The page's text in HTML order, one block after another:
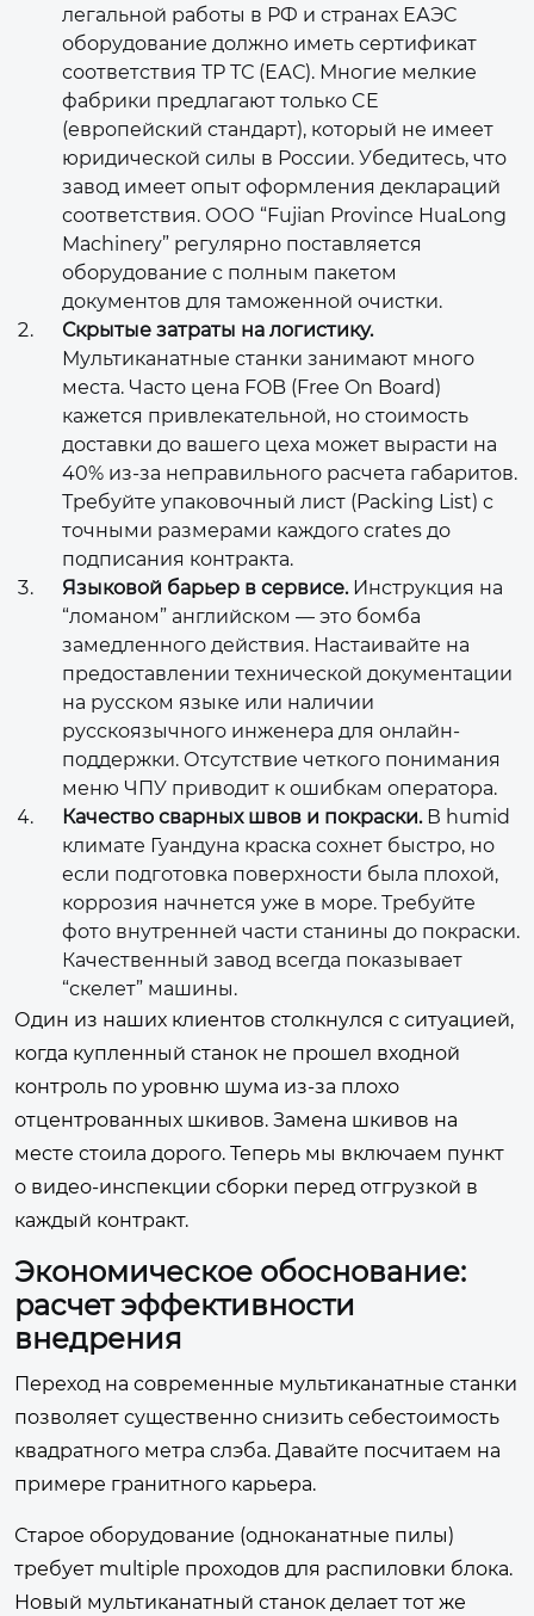
легальной работы в РФ и странах ЕАЭС
оборудование должно иметь сертификат
соответствия ТР ТС (ЕАС). Многие мелкие
фабрики предлагают только CE
(европейский стандарт), который не имеет
юридической силы в России. Убедитесь, что
завод имеет опыт оформления деклараций
соответствия. ООО “Fujian Province HuaLong
Machinery” регулярно поставляется
оборудование с полным пакетом
документов для таможенной очистки.
Скрытые затраты на логистику.
Мультиканатные станки занимают много
места. Часто цена FOB (Free On Board)
кажется привлекательной, но стоимость
доставки до вашего цеха может вырасти на
40% из-за неправильного расчета габаритов.
Требуйте упаковочный лист (Packing List) с
точными размерами каждого crates до
подписания контракта.
Языковой барьер в сервисе.Инструкция на
“ломаном” английском — это бомба
замедленного действия. Настаивайте на
предоставлении технической документации
на русском языке или наличии
русскоязычного инженера для онлайн-
поддержки. Отсутствие четкого понимания
меню ЧПУ приводит к ошибкам оператора.
Качество сварных швов и покраски.В humid
климате Гуандуна краска сохнет быстро, но
если подготовка поверхности была плохой,
коррозия начнется уже в море. Требуйте
фото внутренней части станины до покраски.
Качественный завод всегда показывает
“скелет” машины.
Один из наших клиентов столкнулся с ситуацией,
когда купленный станок не прошел входной
контроль по уровню шума из-за плохо
отцентрованных шкивов. Замена шкивов на
месте стоила дорого. Теперь мы включаем пункт
о видео-инспекции сборки перед отгрузкой в
каждый контракт.
Экономическое обоснование:
расчет эффективности
внедрения
Переход на современные мультиканатные станки
позволяет существенно снизить себестоимость
квадратного метра слэба. Давайте посчитаем на
примере гранитного карьера.
Старое оборудование (одноканатные пилы)
требует multiple проходов для распиловки блока.
Новый мультиканатный станок делает тот же